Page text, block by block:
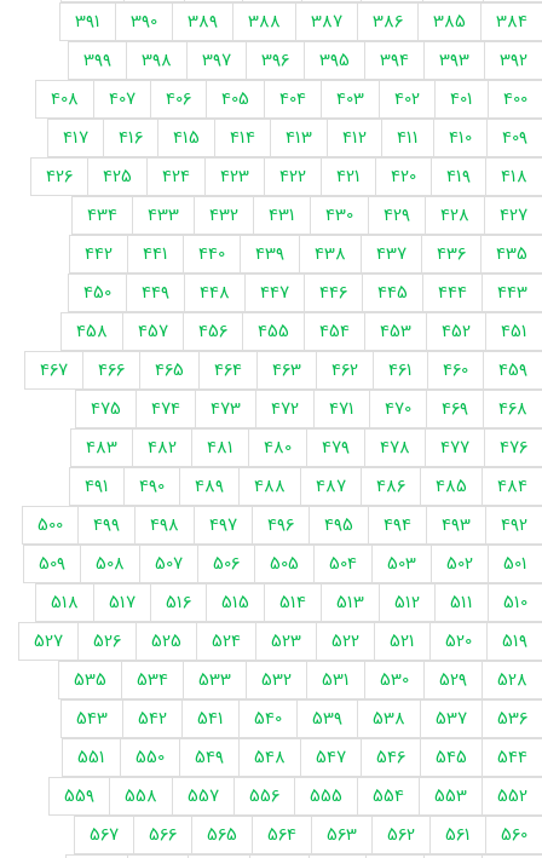
384
385
386
387
388
389
390
391
392
393
394
395
396
397
398
399
400
401
402
403
404
405
406
407
408
409
410
411
412
413
414
415
416
417
418
419
420
421
422
423
424
425
426
427
428
429
430
431
432
433
434
435
436
437
438
439
440
441
442
443
444
445
446
447
448
449
450
451
452
453
454
455
456
457
458
459
460
461
462
463
464
465
466
467
468
469
470
471
472
473
474
475
476
477
478
479
480
481
482
483
484
485
486
487
488
489
490
491
492
493
494
495
496
497
498
499
500
501
502
503
504
505
506
507
508
509
510
511
512
513
514
515
516
517
518
519
520
521
522
523
524
525
526
527
528
529
530
531
532
533
534
535
536
537
538
539
540
541
542
543
544
545
546
547
548
549
550
551
552
553
554
555
556
557
558
559
560
561
562
563
564
565
566
567